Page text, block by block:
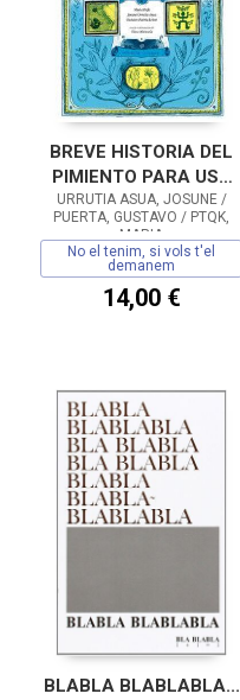
BREVE HISTORIA DEL
PIMIENTO PARA USO
DE LA VIDA
EXTRATERRESTRE
URRUTIA ASUA, JOSUNE /
PUERTA, GUSTAVO / PTQK,
MARIA
No el tenim, si vols t'el
demanem
14,00 €
BLABLA BLABLABLA...